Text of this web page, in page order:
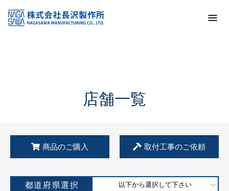
KSS加盟店・取扱店情報
店舗一覧
店舗一覧
商品のご購入 取付工事のご依頼
都道府県選択 以下から選択して下さい